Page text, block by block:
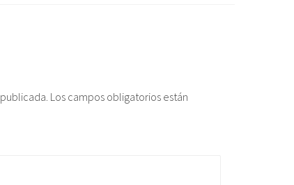
Los campos obligatorios están